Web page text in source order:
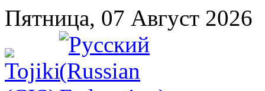
Пятница, 07 Август 2026